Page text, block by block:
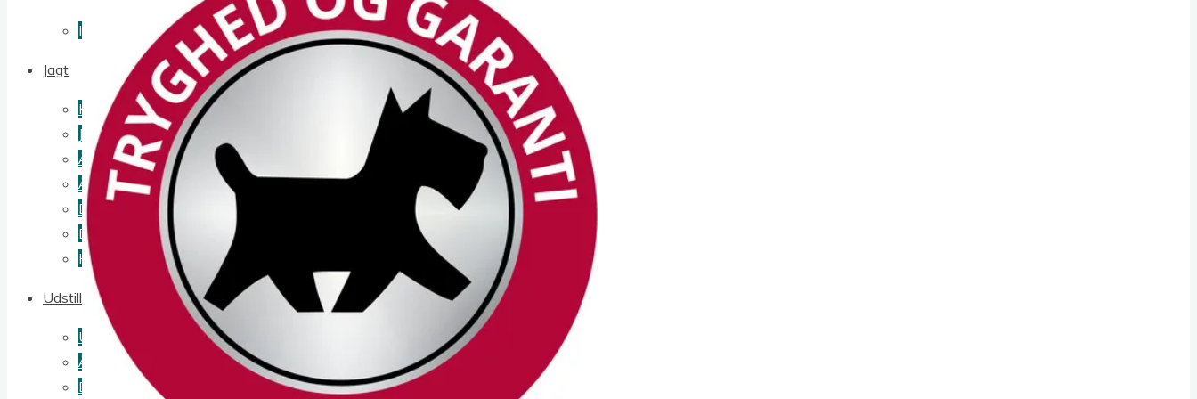
Info for instruktører
Jagt
Klubbens jagtprøvesystem
Jagtudvalgets dokumenter
Årets jagttoller
Årets Workingtest Toller
Dual Jagt
Dual Workingtest
How to enter my foreign dog
Udstilling
Udstillingsudvalgets dokumenter
Årets hunde
Dual Spor